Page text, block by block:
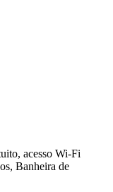
acesso Wi-Fi
Banheira de